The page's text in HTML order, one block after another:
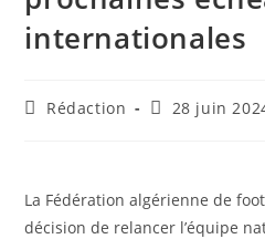
internationales
Auteur/autrice
Rédaction
Publication
28 juin
La Fédération algérienne de
décision de relancer l’équipe